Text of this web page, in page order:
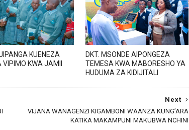
KUENEZA
VIPIMO KWA JAMII
DKT. MSONDE AIPONGEZA
TEMESA KWA MABORESHO YA
HUDUMA ZA KIDIJITALI
Next
VIJANA WANAGENZI KIGAMBONI WAANZA KUNG’ARA
KATIKA MAKAMPUNI MAKUBWA NCHINI